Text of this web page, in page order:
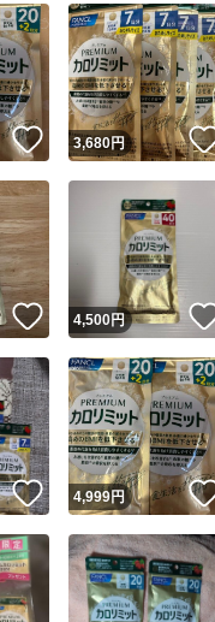
いいね！
3,680円
いいね！
4,500円
いいね！
4,999円